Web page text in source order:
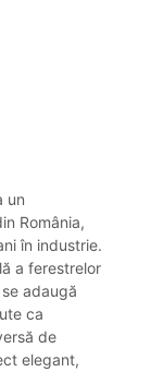
un
România,
în industrie.
a ferestrelor
adaugă
ca
de
elegant,